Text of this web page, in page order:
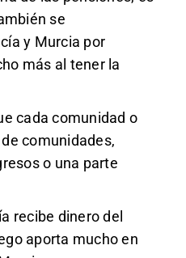
se
y Murcia por
más al tener la
cada comunidad o
comunidades,
o una parte
recibe dinero del
aporta mucho en